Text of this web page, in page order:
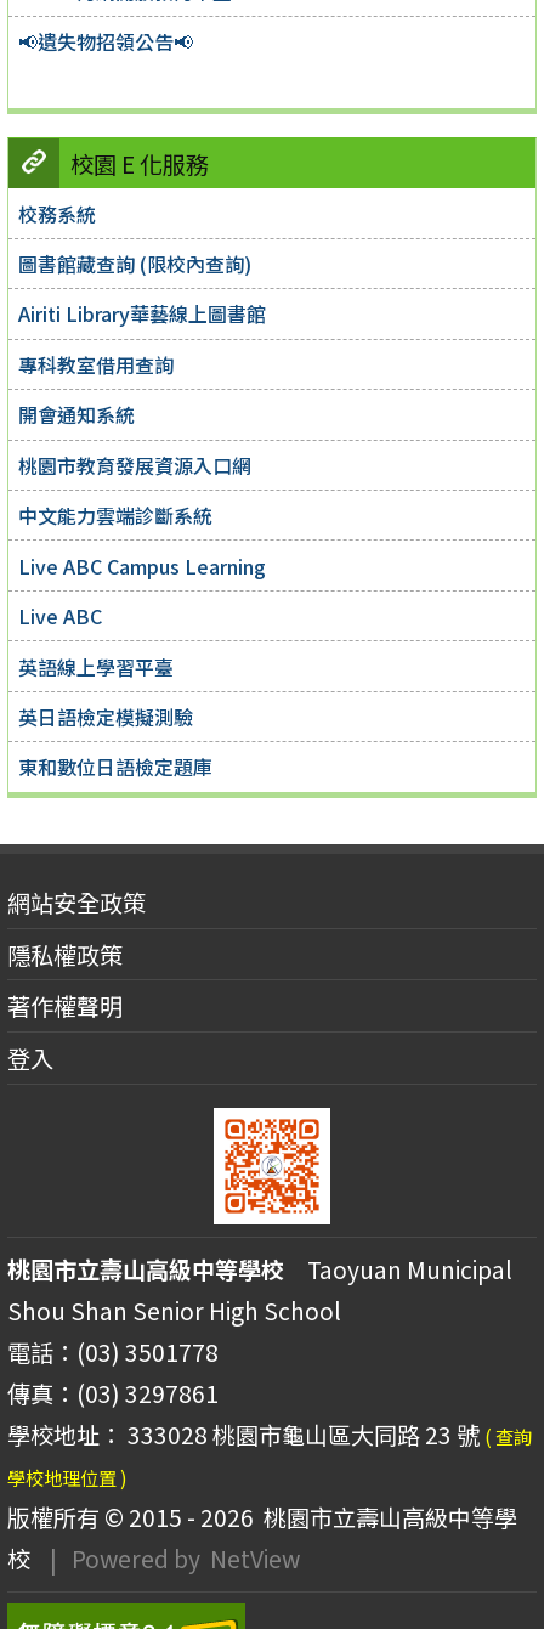
📢遺失物招領公告📢
校園 E 化服務
校務系統
圖書館藏查詢 (限校內查詢)
Airiti Library華藝線上圖書館
專科教室借用查詢
開會通知系統
桃園市教育發展資源入口網
中文能力雲端診斷系統
Live ABC Campus Learning
Live ABC
英語線上學習平臺
英日語檢定模擬測驗
東和數位日語檢定題庫
網站安全政策
隱私權政策
著作權聲明
登入
桃園市立壽山高級中等學校 Taoyuan Municipal
Shou Shan Senior High School
電話：(03) 3501778
傳真：(03) 3297861
學校地址： 333028 桃園市龜山區大同路 23 號 ( 查詢
學校地理位置 )
版權所有 © 2015 - 2026 桃園市立壽山高級中等學
校
| Powered by NetView